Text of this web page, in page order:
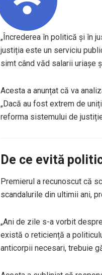
„Încrederea în politică și în
justiția este un serviciu
simt când văd salarii uriașe
Acesta a anunțat că va
„Dacă au fost extrem de
reforma sistemului de
De ce evită
Premierul a recunoscut că
scandalurile din ultimii ani,
„Ani de zile s-a vorbit
există o reticiență a
anticorpii necesari, trebuie